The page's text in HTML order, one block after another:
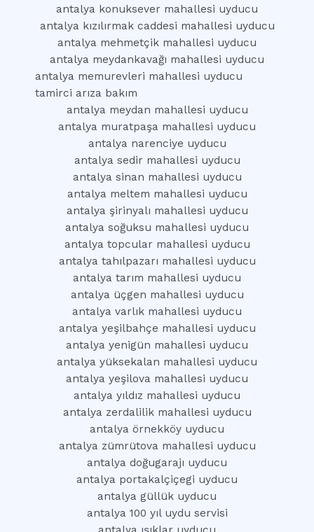
antalya konuksever mahallesi uyducu
antalya kızılırmak caddesi mahallesi uyducu
antalya mehmetçik mahallesi uyducu
antalya meydankavağı mahallesi uyducu
antalya memurevleri mahallesi uyducu
tamirci arıza bakım
antalya meydan mahallesi uyducu
antalya muratpaşa mahallesi uyducu
antalya narenciye uyducu
antalya sedir mahallesi uyducu
antalya sinan mahallesi uyducu
antalya meltem mahallesi uyducu
antalya şirinyalı mahallesi uyducu
antalya soğuksu mahallesi uyducu
antalya topcular mahallesi uyducu
antalya tahılpazarı mahallesi uyducu
antalya tarım mahallesi uyducu
antalya üçgen mahallesi uyducu
antalya varlık mahallesi uyducu
antalya yeşilbahçe mahallesi uyducu
antalya yenigün mahallesi uyducu
antalya yüksekalan mahallesi uyducu
antalya yeşilova mahallesi uyducu
antalya yıldız mahallesi uyducu
antalya zerdalilik mahallesi uyducu
antalya örnekköy uyducu
antalya zümrütova mahallesi uyducu
antalya doğugarajı uyducu
antalya portakalçiçegi uyducu
antalya güllük uyducu
antalya 100 yıl uydu servisi